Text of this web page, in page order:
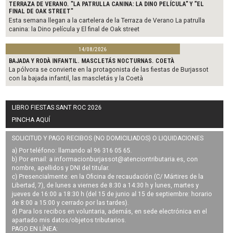
TERRAZA DE VERANO. "LA PATRULLA CANINA: LA DINO PELÍCULA" Y "EL
FINAL DE OAK STREET"
Esta semana llegan a la cartelera de la Terraza de Verano La patrulla
canina: la Dino película y El final de Oak street
14/08/2026
BAJADA Y RODÀ INFANTIL. MASCLETÁS NOCTURNAS. COETÀ
La pólvora se convierte en la protagonista de las fiestas de Burjassot
con la bajada infantil, las mascletás y la Coetà
LIBRO FIESTAS SANT ROC 2026
PINCHA AQUÍ
SOLICITUD Y PAGO RECIBOS (NO DOMICILIADOS) O LIQUIDACIONES
a) Por teléfono: llamando al 96 316 05 65.
b) Por email: a informacionburjassot@atenciontributaria.es, con
nombre, apellidos y DNI del titular.
c) Presencialmente: en la Oficina de recaudación (C/ Mártires de la
Libertad, 7), de lunes a viernes de 8:30 a 14:30 h y lunes, martes y
jueves de 16:00 a 18:30 h (del 15 de junio al 15 de septiembre: horario
de 8:00 a 15:00 y cerrado por las tardes).
d) Para los recibos en voluntaria, además, en sede electrónica en el
apartado mis datos/objetos tributarios.
PAGO EN LÍNEA: